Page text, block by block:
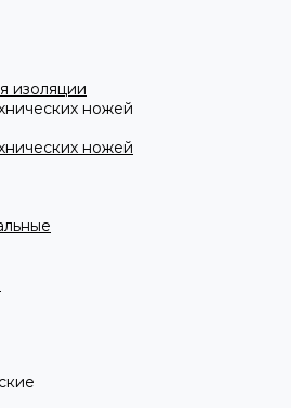
изоляции
ножей
ножей